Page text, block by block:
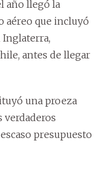
año llegó la
aéreo que incluyó
Inglaterra,
antes de llegar
una proeza
verdaderos
presupuesto